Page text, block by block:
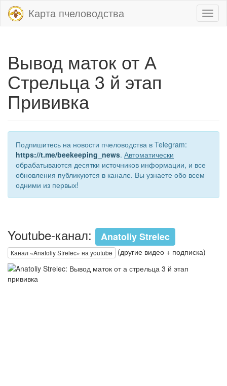
Карта пчеловодства
Вывод маток от А
Стрельца 3 й этап
Прививка
Подпишитесь на новости пчеловодства в Telegram:
https://t.me/beekeeping_news. Автоматически
обрабатываются десятки источников информации, и все
обновления публикуются в канале. Вы узнаете обо всем
одними из первых!
Youtube-канал: Anatoliy Strelec
Канал «Anatoliy Strelec» на youtube (другие видео + подписка)